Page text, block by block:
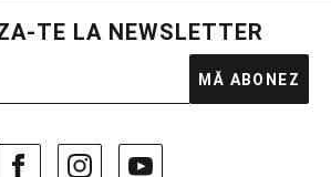
TE LA NEWSLETTER
MĂ ABONEZ